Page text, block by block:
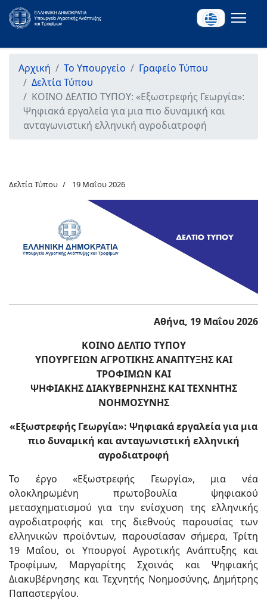
Αρχική Το Υπουργείο
Γραφείο Τύπου
Δελτία Τύπου
ΚΟΙΝΟ ΔΕΛΤΙΟ ΤΥΠΟΥ: «Εξωστρεφής Γεωργία»:
Ψηφιακά εργαλεία για μια πιο δυναμική και
ανταγωνιστική ελληνική αγροδιατροφή
Δελτία Τύπου 19 Μαΐου 2026
Αθήνα, 19 Μαΐου 2026
ΚΟΙΝΟ ΔΕΛΤΙΟ ΤΥΠΟΥ
ΥΠΟΥΡΓΕΙΩΝ ΑΓΡΟΤΙΚΗΣ ΑΝΑΠΤΥΞΗΣ ΚΑΙ
ΤΡΟΦΙΜΩΝ ΚΑΙ
ΨΗΦΙΑΚΗΣ ΔΙΑΚΥΒΕΡΝΗΣΗΣ ΚΑΙ ΤΕΧΝΗΤΗΣ
ΝΟΗΜΟΣΥΝΗΣ
«Εξωστρεφής Γεωργία»: Ψηφιακά εργαλεία για μια
πιο δυναμική και ανταγωνιστική ελληνική
αγροδιατροφή
Το έργο «Εξωστρεφής Γεωργία», μια νέα
ολοκληρωμένη πρωτοβουλία ψηφιακού
μετασχηματισμού για την ενίσχυση της ελληνικής
αγροδιατροφής και της διεθνούς παρουσίας των
ελληνικών προϊόντων, παρουσίασαν σήμερα, Τρίτη
19 Μαΐου, οι Υπουργοί Αγροτικής Ανάπτυξης και
Τροφίμων, Μαργαρίτης Σχοινάς και Ψηφιακής
Διακυβέρνησης και Τεχνητής Νοημοσύνης, Δημήτρης
Παπαστεργίου.